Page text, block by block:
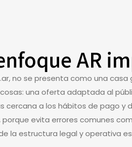
AR
no se presenta como una casa
una oferta adaptada al
a los hábitos de pago y
evita errores comunes
la estructura legal y operativa